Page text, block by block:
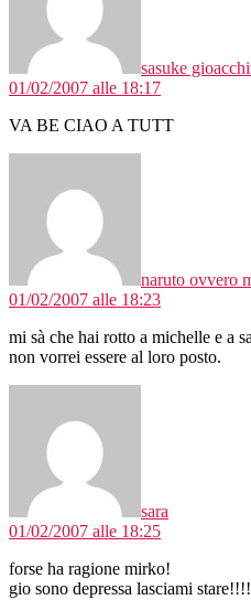
sasuke
01/02/2007 alle 18:17
VA BE CIAO A TUTT
naruto ovvero
01/02/2007 alle 18:23
mi sà che hai rotto a michelle e a
non vorrei essere al loro posto.
sara
01/02/2007 alle 18:25
forse ha ragione mirko!
gio sono depressa lasciami